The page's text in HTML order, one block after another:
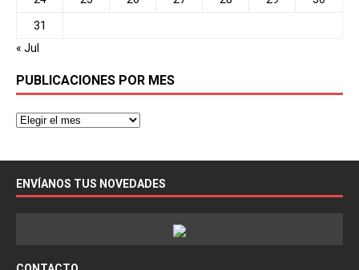
31
« Jul
PUBLICACIONES POR MES
ENVÍANOS TUS NOVEDADES